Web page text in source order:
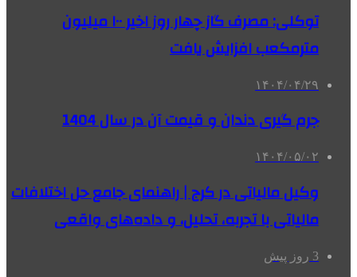
توکلی: مصرف گاز چهار روز اخیر ۱۰۰ میلیون
مترمکعب افزایش یافت
۱۴۰۴/۰۴/۲۹
جرم گیری دندان و قیمت آن در سال 1404
۱۴۰۴/۰۵/۰۲
وکیل مالیاتی در کرج | راهنمای جامع حل اختلافات
مالیاتی با تجربه، تحلیل، و داده‌های واقعی
3 روز پیش